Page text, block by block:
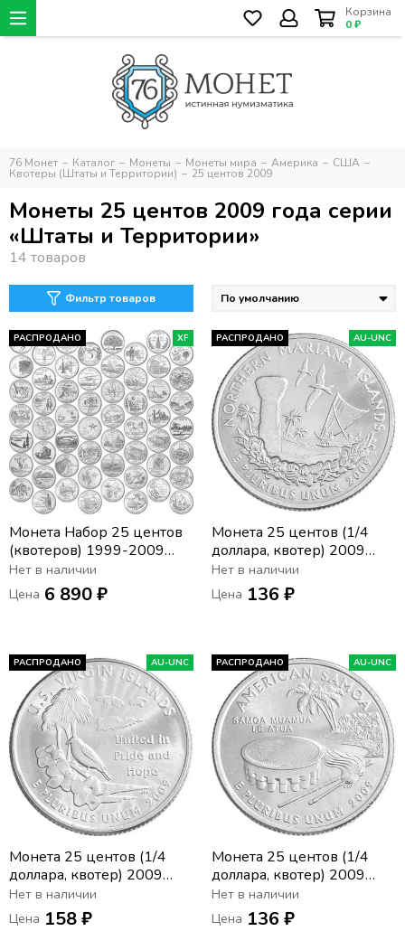
Корзина
0 ₽
76 Монет Каталог Монеты Монеты мира Америка США
Квотеры (Штаты и Территории) 25 центов 2009
Монеты 25 центов 2009 года серии
«Штаты и Территории»
Фильтр товаров
РАСПРОДАНО XF
Монета Набор 25 центов
(квотеров) 1999-2009
США «Штаты и
территории» двор P + D
(56 монет)
Нет в наличии
Цена 6 890 ₽
РАСПРОДАНО AU-UNC
Монета 25 центов (1/4
доллара, квотер) 2009
США «Северные
Марианские острова» (P)
Нет в наличии
Цена 136 ₽
РАСПРОДАНО AU-UNC
Монета 25 центов (1/4
доллара, квотер) 2009
США «Американские
Виргинские острова» (P)
Нет в наличии
Цена 158 ₽
РАСПРОДАНО AU-UNC
Монета 25 центов (1/4
доллара, квотер) 2009
США «Американское
Самоа» (P)
Нет в наличии
Цена 136 ₽